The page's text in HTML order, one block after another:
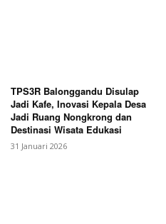
TPS3R Balonggandu Disulap
Jadi Kafe, Inovasi Kepala Desa
Jadi Ruang Nongkrong dan
Destinasi Wisata Edukasi
31 Januari 2026